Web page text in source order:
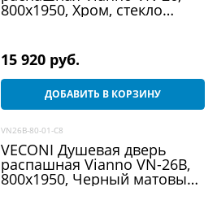
800x1950, Хром, стекло
15 920 руб.
ДОБАВИТЬ В КОРЗИНУ
VN26B-80-01-C8
VECONI Душевая дверь
распашная Vianno VN-26B,
800x1950, Черный матовый,